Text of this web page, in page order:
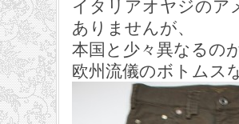
イタリアオヤジのア
ありませんが、
本国と少々異なるの
欧州流儀のボトムス